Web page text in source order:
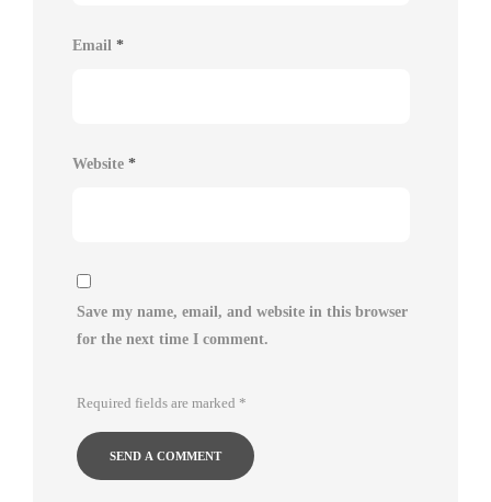
Email *
Website *
Save my name, email, and website in this browser
for the next time I comment.
Required fields are marked *